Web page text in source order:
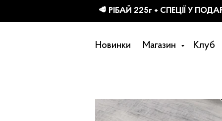
Новинки Магазин Клуб